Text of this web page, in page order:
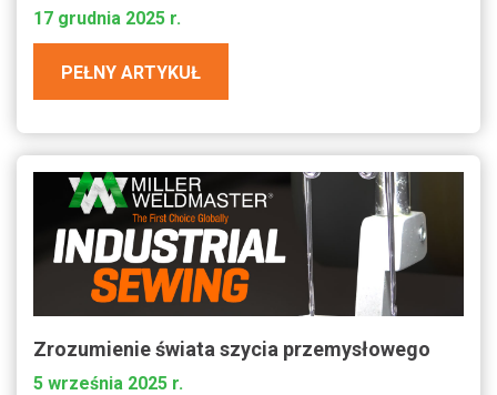
17 grudnia 2025 r.
PEŁNY ARTYKUŁ
Zrozumienie świata szycia przemysłowego
5 września 2025 r.